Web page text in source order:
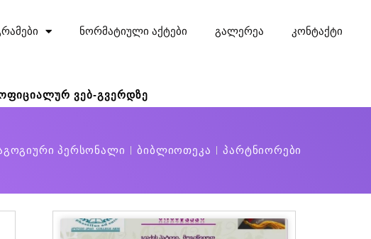
ნორმატიული აქტები გალერეა კონტაქტი
ვებ-გვერდზე
პერსონალი ბიბლიოთეკა პარტნიორები